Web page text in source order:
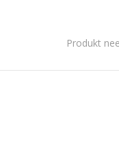
Produkt